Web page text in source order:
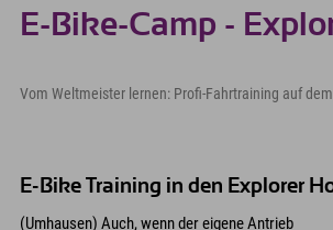
E-Bike-Camp -
Vom Weltmeister lernen: Profi-Fahrtraining auf dem
E-Bike Training in den Explorer
(Umhausen) Auch, wenn der eigene Antrieb